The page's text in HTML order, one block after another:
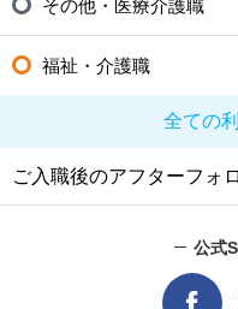
その他・医療介護職
福祉・介護職
全ての
ご入職後のアフターフォ
公式